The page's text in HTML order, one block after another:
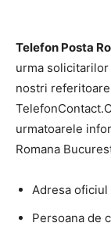
Telefon Posta
urma
nostri
urmatoarele
Romana
Adresa
Persoana de